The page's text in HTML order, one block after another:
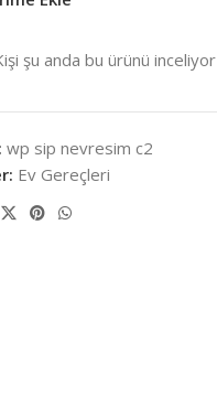
şu anda bu ürünü inceliyor
wp sip nevresim c2
Ev Gereçleri